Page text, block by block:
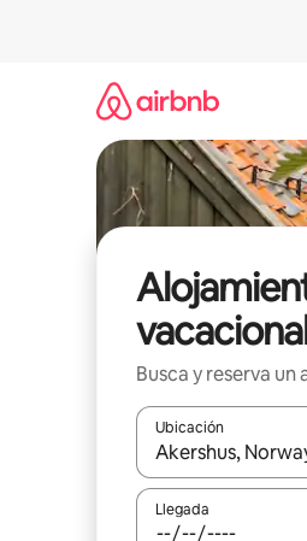
Busca y reserva
Ubicación
Cuando los
Llegada